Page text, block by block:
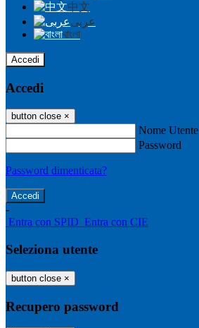
中文
عربى
বাংলা
Accedi
Accedi
button close ×
Nome Utente
Password
Password dimenticata?
-
Entra con SPID Entra con CIE
Seleziona utente
button close ×
Recupero password